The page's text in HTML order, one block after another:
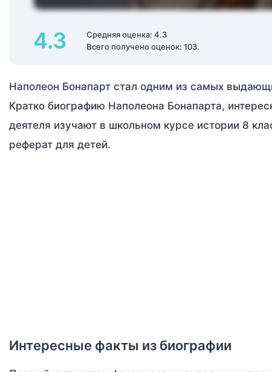
4.3
Средняя оценка: 4.3
Всего получено оценок: 103.
Наполеон Бонапарт стал одним из самых
Кратко биографию Наполеона Бонапарта,
деятеля изучают в школьном курсе истории 8
реферат для детей.
Интересные факты из биографии